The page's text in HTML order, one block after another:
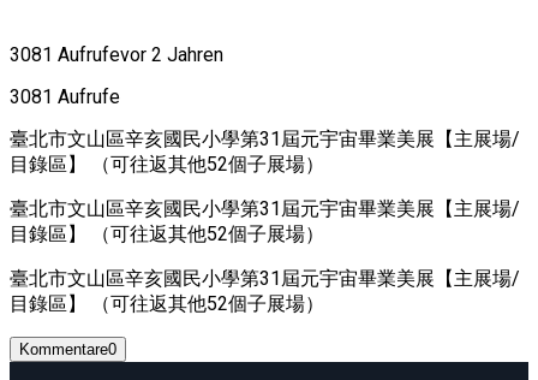
3081 Aufrufevor 2 Jahren
3081 Aufrufe
臺北市文山區辛亥國民小學第31屆元宇宙畢業美展【主展場/
目錄區】 （可往返其他52個子展場）
臺北市文山區辛亥國民小學第31屆元宇宙畢業美展【主展場/
目錄區】 （可往返其他52個子展場）
臺北市文山區辛亥國民小學第31屆元宇宙畢業美展【主展場/
目錄區】 （可往返其他52個子展場）
Kommentare0